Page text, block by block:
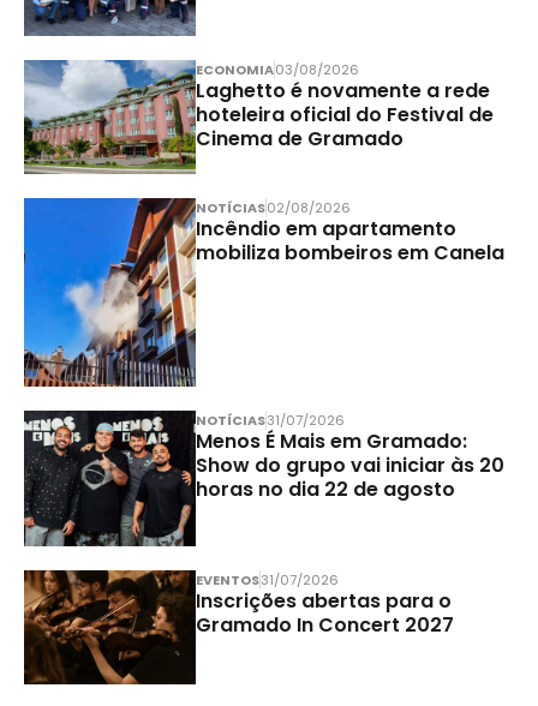
ECONOMIA03/08/2026
Laghetto é novamente a rede
hoteleira oficial do Festival de
Cinema de Gramado
NOTÍCIAS02/08/2026
Incêndio em apartamento
mobiliza bombeiros em Canela
NOTÍCIAS31/07/2026
Menos É Mais em Gramado:
Show do grupo vai iniciar às 20
horas no dia 22 de agosto
EVENTOS31/07/2026
Inscrições abertas para o
Gramado In Concert 2027